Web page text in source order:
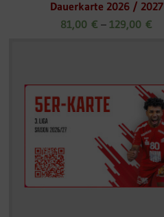
Dauerkarte 2026 / 2027
81,00€ – 129,00€